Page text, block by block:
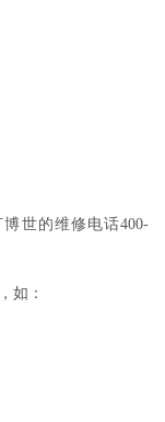
世的维修电话400-
如：